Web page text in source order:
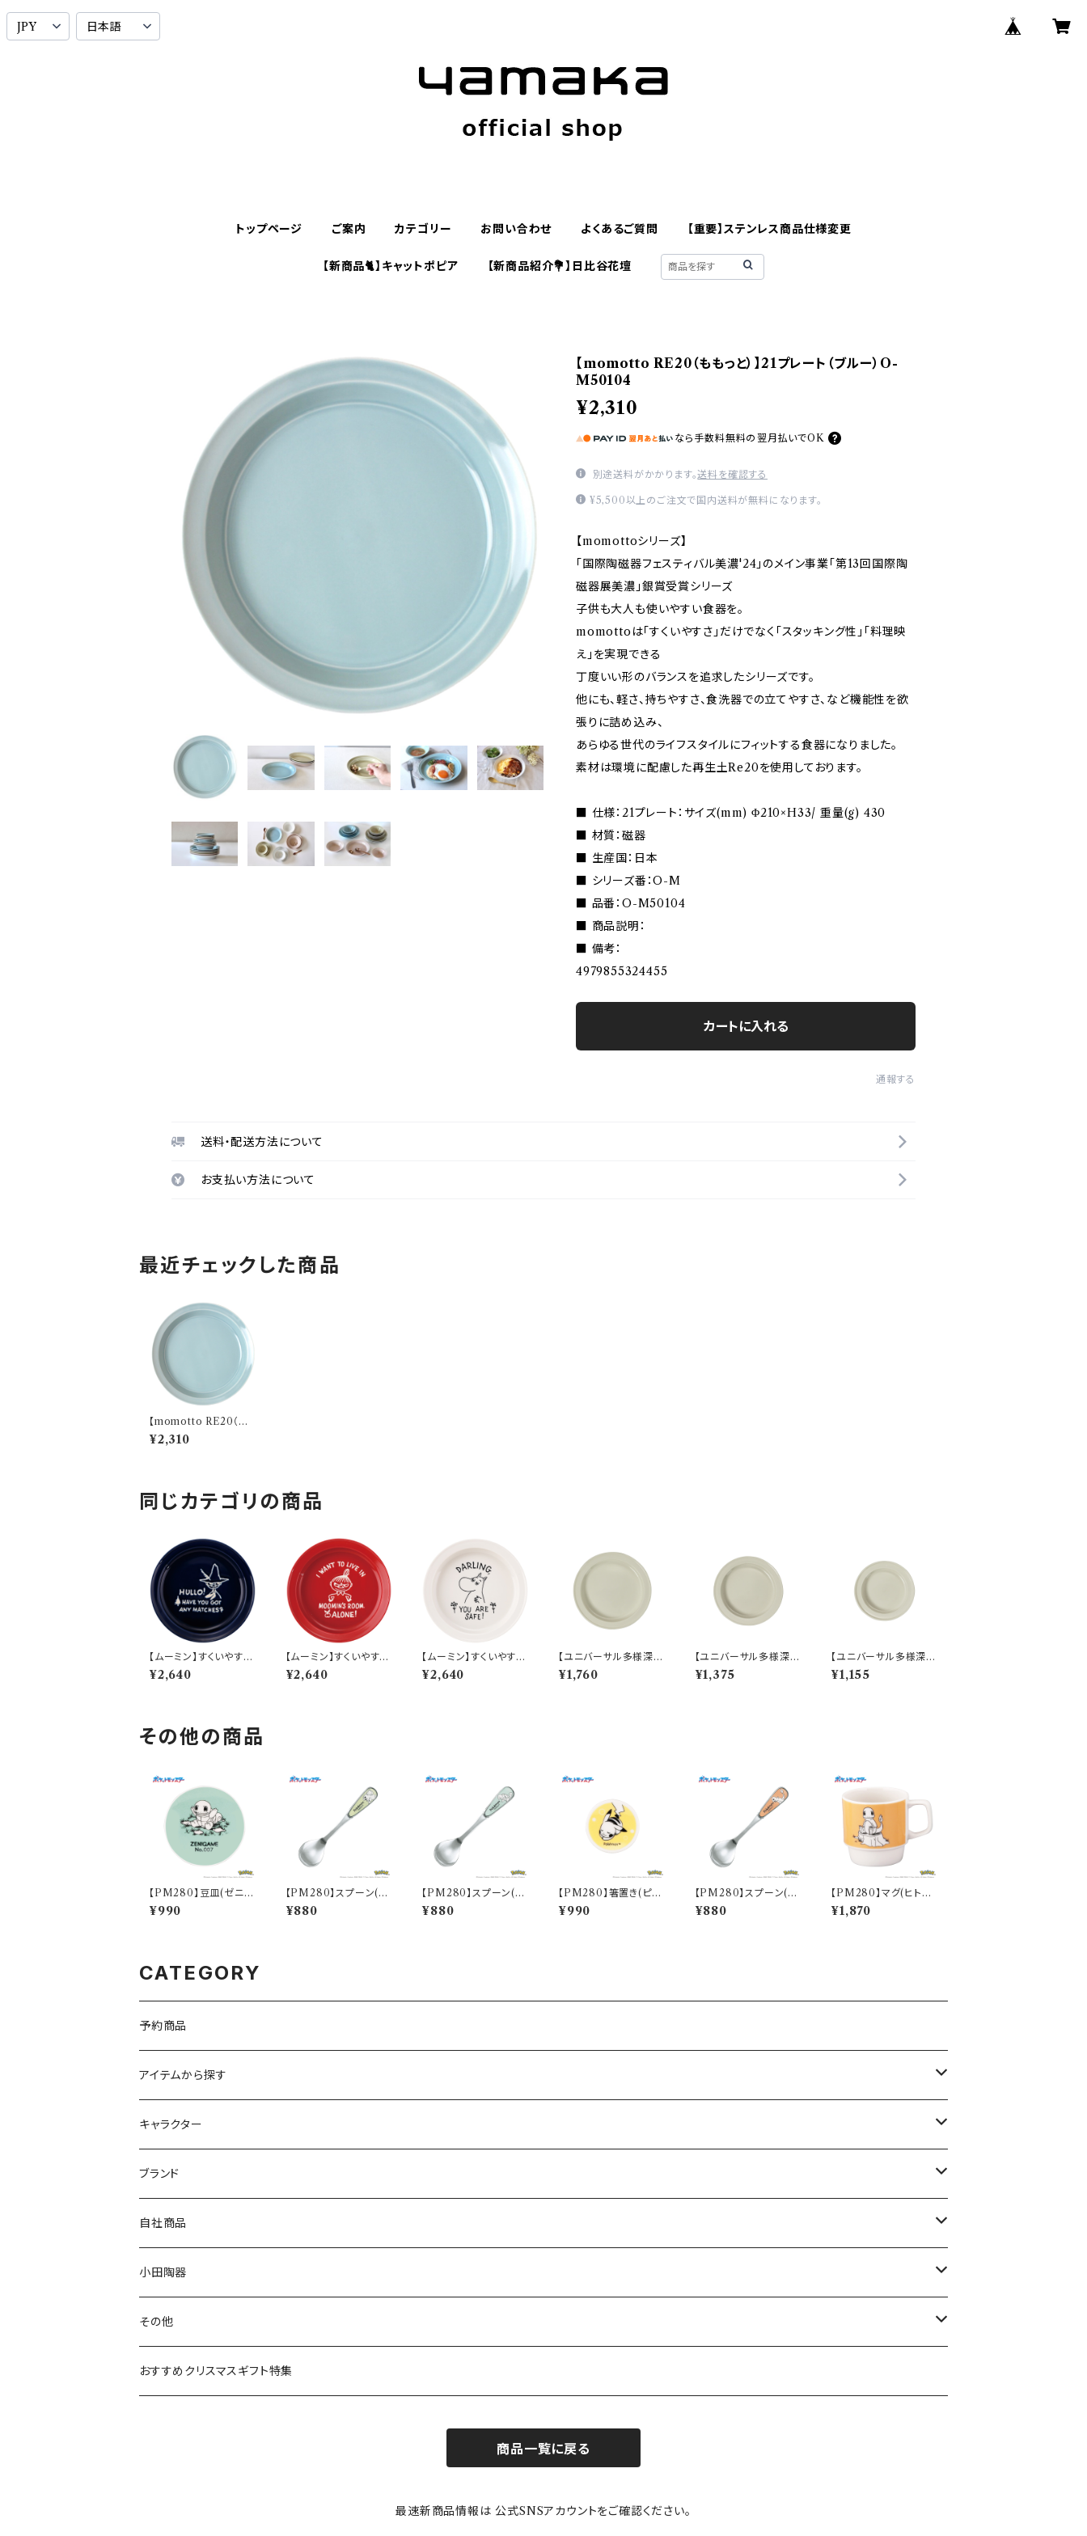
トップページ ご案内 カテゴリー お問い合わせ よくあるご質問 【重要】ステンレス商品仕様変更
【新商品🐈】キャットポピア 【新商品紹介💐】日比谷花壇
【momotto RE20（ももっと）】21プレート（ブルー）O-
M50104
¥2,310
なら 手数料無料の 翌月払いでOK
別途送料がかかります。送料を確認する
¥5,500以上のご注文で国内送料が無料になります。
【momottoシリーズ】
「国際陶磁器フェスティバル美濃'24」のメイン事業「第13回国際陶
磁器展美濃」銀賞受賞シリーズ
子供も大人も使いやすい食器を。
momottoは「すくいやすさ」だけでなく「スタッキング性」「料理映
え」を実現できる
丁度いい形のバランスを追求したシリーズです。
他にも、軽さ、持ちやすさ、食洗器での立てやすさ、など機能性を欲
張りに詰め込み、
あらゆる世代のライフスタイルにフィットする食器になりました。
素材は環境に配慮した再生土Re20を使用しております。
■ 仕様：21プレート：サイズ(mm) Φ210×H33/ 重量(g) 430
■ 材質：磁器
■ 生産国：日本
■ シリーズ番：O-M
■ 品番：O-M50104
■ 商品説明：
■ 備考：
4979855324455
カートに入れる
通報する
送料・配送方法について
お支払い方法について
最近チェックした商品
【momotto RE20（も
もっと）】21プレート（ブ
ルー）O-M50104
¥2,310
同じカテゴリの商品
【ムーミン】すくいやすい
カレー皿（スナフキン）
【MM9000】MM900
¥2,640
【ムーミン】すくいやすい
カレー皿（リトルミィ）
【MM9000】MM900
¥2,640
【ムーミン】すくいやすい
カレー皿（ムーミン）【M
M9000】MM9001-3
¥2,640
【ユニバーサル多様深
皿】【すくいやすいうつ
わ】21cm ディーププレ
¥1,760
【ユニバーサル多様深
皿】【すくいやすいうつ
わ】19cm ディーププレ
¥1,375
【ユニバーサル多様深
皿】【すくいやすいうつ
わ】16.5cm ディーププ
¥1,155
その他の商品
【PM280】豆皿(ゼニガ
メ)【Daily Sketch】PM
283-333
¥990
【PM280】スプーン(フ
シギダネ)【Daily Sketc
h】PM281-850
¥880
【PM280】スプーン(ゼ
ニガメ)【Daily Sketch】
PM283-850
¥880
【PM280】箸置き(ピカ
チュウ)【Daily Sketch】
PM284-402
¥990
【PM280】スプーン(ヒ
トカゲ)【Daily Sketch】
PM282-850
¥880
【PM280】マグ(ヒトカ
ゲ)【Daily Sketch】P
M282-11
¥1,870
CATEGORY
予約商品
アイテムから探す
九谷焼
マグ＆カップ
プレート
ボウル
ガラスウェア
カトラリー
キャラクター
ムーミン
80th記念アイテム
リトルミイの日記念アイテム
MOOMIN ANIMATION
スヌーピー
ピーターラビット
ポケットモンスター
ブランド
LA AMYS(エミーズ)
LISA LARSON(リサラーソン)
LAURA ASHLEY(ローラ アシュレイ)
Finlayson(フィンレイソン)
自社商品
ねこ企画
Cecera(セセラ)
CELEC(セレック)
小田陶器
さざなみ
吉祥
その他
リサイクル食器
おすすめクリスマスギフト特集
商品一覧に戻る
最速新商品情報は 公式SNSアカウントをご確認ください。